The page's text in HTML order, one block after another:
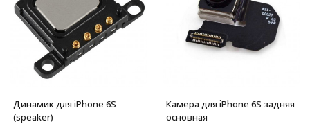
Динамик для iPhone 6S
(speaker)
Камера для iPhone 6S задняя
основная